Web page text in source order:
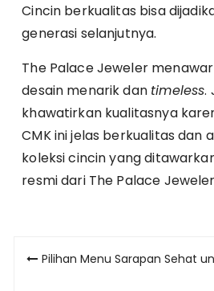
Cincin berkualitas bisa
generasi selanjutnya.
The Palace Jeweler
desain menarik dan timeless.
khawatirkan kualitasnya
CMK ini jelas berkualitas dan
koleksi cincin yang
resmi dari The Palace
PostPilihan Menu Sarapan Sehat